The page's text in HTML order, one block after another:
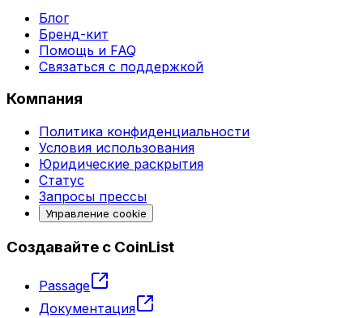
Блог
Бренд-кит
Помощь и FAQ
Связаться с поддержкой
Компания
Политика конфиденциальности
Условия использования
Юридические раскрытия
Статус
Запросы прессы
Управление cookie
Создавайте с CoinList
Passage
Документация